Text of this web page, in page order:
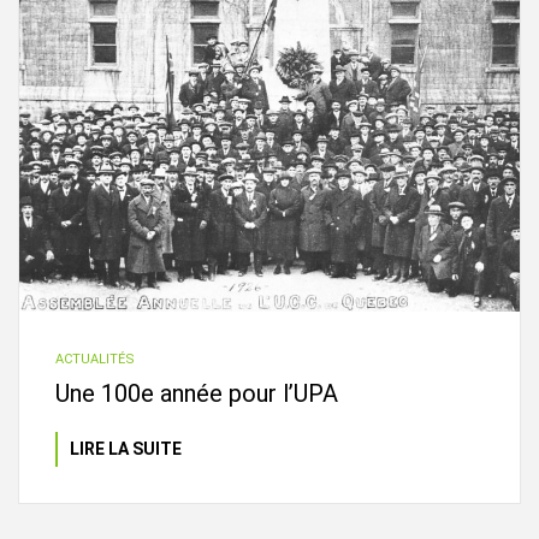
ACTUALITÉS
Une 100e année pour l’UPA
LIRE LA SUITE